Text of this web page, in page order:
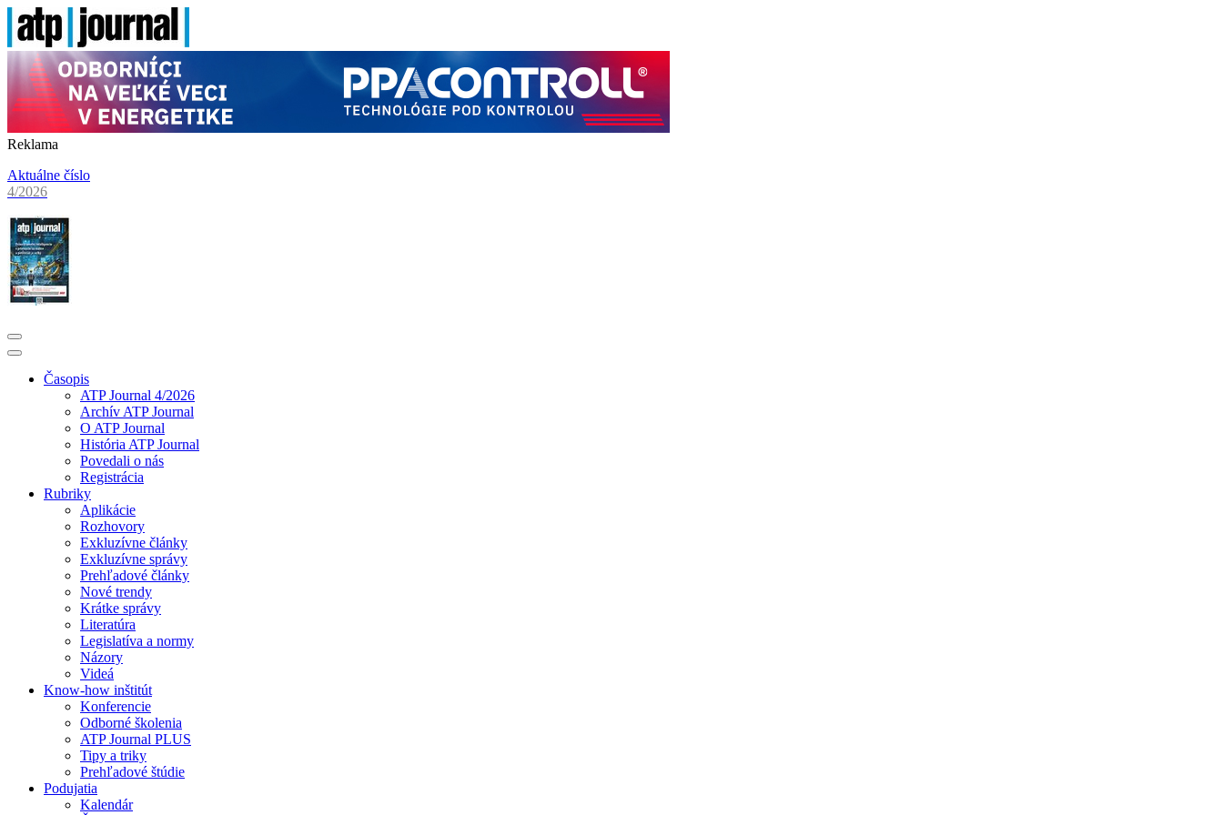
Reklama
Aktuálne číslo
4/2026
Časopis
ATP Journal 4/2026
Archív ATP Journal
O ATP Journal
História ATP Journal
Povedali o nás
Registrácia
Rubriky
Aplikácie
Rozhovory
Exkluzívne články
Exkluzívne správy
Prehľadové články
Nové trendy
Krátke správy
Literatúra
Legislatíva a normy
Názory
Videá
Know-how inštitút
Konferencie
Odborné školenia
ATP Journal PLUS
Tipy a triky
Prehľadové štúdie
Podujatia
Kalendár